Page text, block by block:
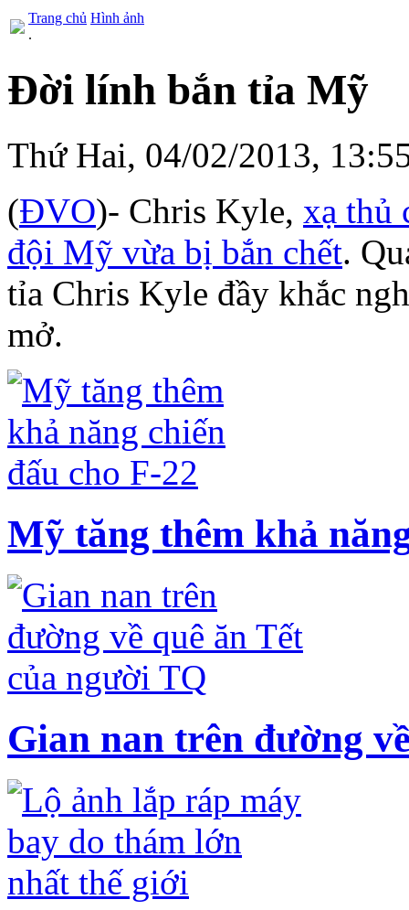
Trang chủ Hình ảnh
.
Đời lính bắn tỉa Mỹ
Thứ Hai, 04/02/2013,
(ĐVO)- Chris Kyle, xạ thủ
đội Mỹ vừa bị bắn chết.
tỉa Chris Kyle đầy khắc
mở.
Mỹ tăng thêm khả
Gian nan trên đường